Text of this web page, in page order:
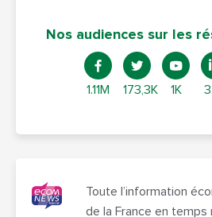
Nos audiences sur les
1.11M 173,3K 1K
Toute l’information
de la France en temps